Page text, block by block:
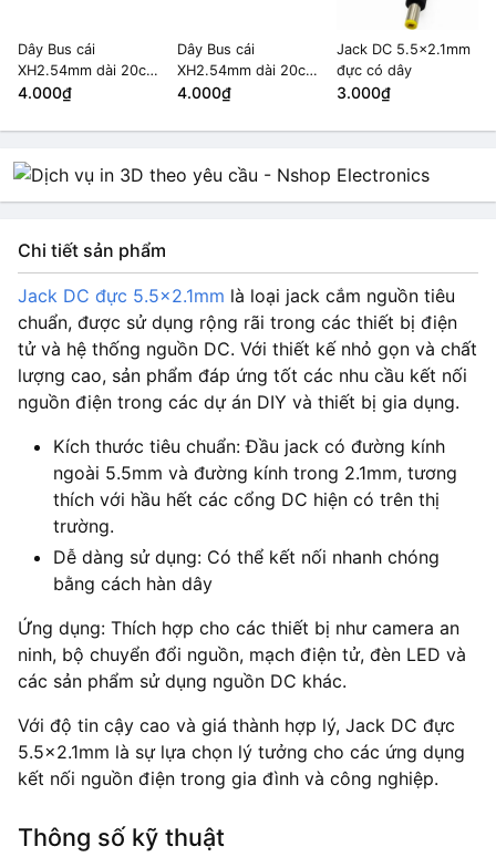
Dây Bus cái
XH2.54mm dài 20cm
7 Pin
4.000₫
Dây Bus cái
XH2.54mm dài 20cm
7 Pin
4.000₫
Jack DC 5.5x2.1mm
đực có dây
3.000₫
Chi tiết sản phẩm
Jack DC đực 5.5×2.1mm là loại jack cắm nguồn tiêu
chuẩn, được sử dụng rộng rãi trong các thiết bị điện
tử và hệ thống nguồn DC. Với thiết kế nhỏ gọn và chất
lượng cao, sản phẩm đáp ứng tốt các nhu cầu kết nối
nguồn điện trong các dự án DIY và thiết bị gia dụng.
Kích thước tiêu chuẩn: Đầu jack có đường kính
ngoài 5.5mm và đường kính trong 2.1mm, tương
thích với hầu hết các cổng DC hiện có trên thị
trường.
Dễ dàng sử dụng: Có thể kết nối nhanh chóng
bằng cách hàn dây
Ứng dụng: Thích hợp cho các thiết bị như camera an
ninh, bộ chuyển đổi nguồn, mạch điện tử, đèn LED và
các sản phẩm sử dụng nguồn DC khác.
Với độ tin cậy cao và giá thành hợp lý, Jack DC đực
5.5×2.1mm là sự lựa chọn lý tưởng cho các ứng dụng
kết nối nguồn điện trong gia đình và công nghiệp.
Thông số kỹ thuật